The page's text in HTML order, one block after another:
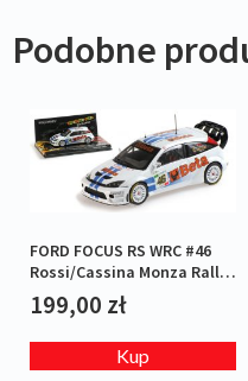
Podobne
FORD FOCUS RS WRC #46
Rossi/Cassina Monza Rally
2007 L.E.1/1008
199,00 zł
Kup